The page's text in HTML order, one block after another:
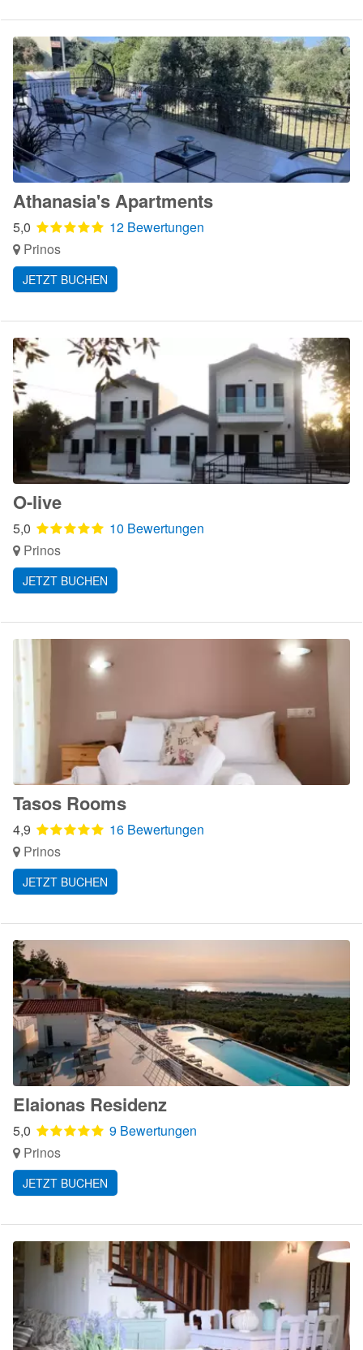
Athanasia's Apartments
5,0
12 Bewertungen
Prinos
JETZT BUCHEN
O-live
5,0
10 Bewertungen
Prinos
JETZT BUCHEN
Tasos Rooms
4,9
16 Bewertungen
Prinos
JETZT BUCHEN
Elaionas Residenz
5,0
9 Bewertungen
Prinos
JETZT BUCHEN